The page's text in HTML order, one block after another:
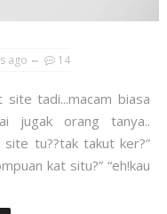
ago 14
site tadi...macam biasa
jugak orang tanya..
site tu??tak takut ker?”
kat situ?” “eh!kau